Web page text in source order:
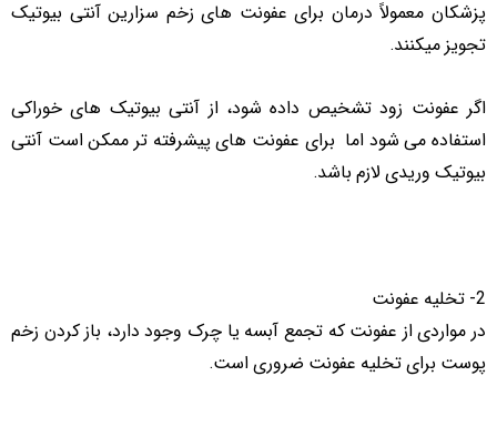
پزشکان معمولاً درمان برای عفونت های زخم سزارین آنتی بیوتیک
تجویز میکنند.
اگر عفونت زود تشخیص داده شود، از آنتی بیوتیک های خوراکی
استفاده می شود اما برای عفونت های پیشرفته تر ممکن است آنتی
بیوتیک وریدی لازم باشد.
2- تخلیه عفونت
در مواردی از عفونت که تجمع آبسه یا چرک وجود دارد، باز کردن زخم
پوست برای تخلیه عفونت ضروری است.